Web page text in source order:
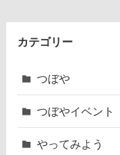
カテゴリー
つぼや
つぼやイベント
やってみよう